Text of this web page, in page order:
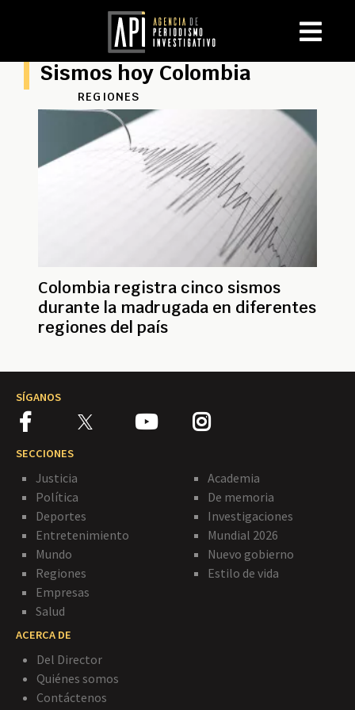
Sismos hoy Colombia
REGIONES
Colombia registra cinco sismos
durante la madrugada en diferentes
regiones del país
SÍGANOS
SECCIONES
Justicia
Política
Deportes
Entretenimiento
Mundo
Regiones
Empresas
Salud
Academia
De memoria
Investigaciones
Mundial 2026
Nuevo gobierno
Estilo de vida
ACERCA DE
Del Director
Quiénes somos
Contáctenos